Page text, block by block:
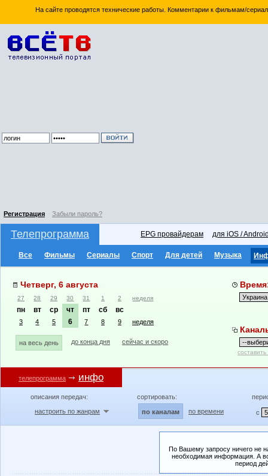
На сайте проводятся технические работы. Комментарии к фильмам/
Регистрация Забыли пароль?
Телепрограмма EPG провайдерам для iOS /
Все Фильмы Сериалы Спорт Для детей Музыка
Четверг, 6 августа
27 28 29 30 31 1 2 неделя
пн вт ср чт пт сб вс
3 4 5 6 7 8 9 неделя
на весь день до конца дня сейчас и скоро
телепрограмма инфо
описания передач:
настроить по жанрам
сортировать:
по каналам по времени с
По Вашему запросу ничего не
необходимая информация. А
период